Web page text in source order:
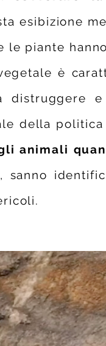
esibizione
le piante
è
distruggere
della
animali